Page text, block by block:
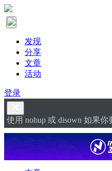
发现
分享
文章
活动
登录
使用 nohup 或 disown 如果